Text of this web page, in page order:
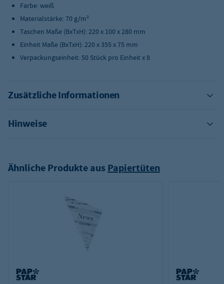
Farbe: weiß
Materialstärke: 70 g/m²
Taschen Maße (BxTxH): 220 x 100 x 280 mm
Einheit Maße (BxTxH): 220 x 355 x 75 mm
Verpackungseinheit: 50 Stück pro Einheit x 8
Zusätzliche Informationen
Hinweise
Ähnliche Produkte aus Papiertüten